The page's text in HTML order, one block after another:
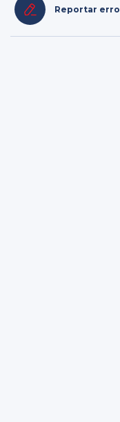
Reportar erro